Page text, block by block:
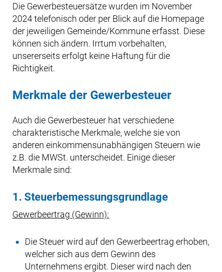
Die Gewerbesteuersätze wurden im November
2024 telefonisch oder per Blick auf die Homepage
der jeweiligen Gemeinde/Kommune erfasst. Diese
können sich ändern. Irrtum vorbehalten,
unsererseits erfolgt keine Haftung für die
Richtigkeit.
Merkmale der Gewerbesteuer
Auch die Gewerbesteuer hat verschiedene
charakteristische Merkmale, welche sie von
anderen einkommensunabhängigen Steuern wie
z.B. die MWSt. unterscheidet. Einige dieser
Merkmale sind:
1. Steuerbemessungsgrundlage
Gewerbeertrag (Gewinn):
Die Steuer wird auf den Gewerbeertrag erhoben,
welcher sich aus dem Gewinn des
Unternehmens ergibt. Dieser wird nach den